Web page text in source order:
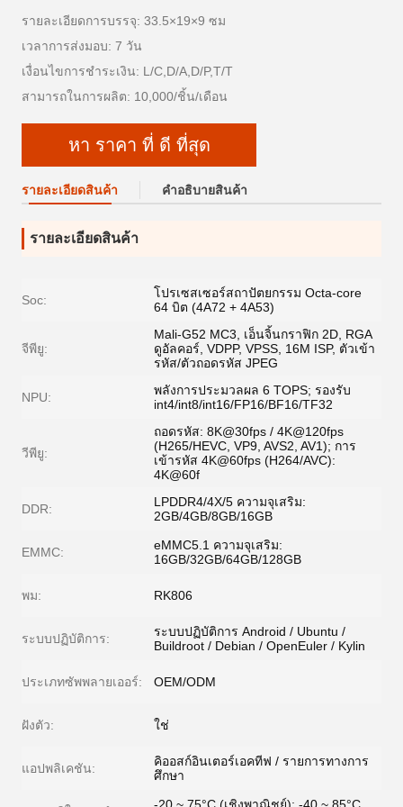
รายละเอียดการบรรจุ: 33.5×19×9 ซม
เวลาการส่งมอบ: 7 วัน
เงื่อนไขการชำระเงิน: L/C,D/A,D/P,T/T
สามารถในการผลิต: 10,000/ชิ้น/เดือน
หา ราคา ที่ ดี ที่สุด
รายละเอียดสินค้า คําอธิบายสินค้า
รายละเอียดสินค้า
Soc:
โปรเซสเซอร์สถาปัตยกรรม Octa-core
64 บิต (4A72 + 4A53)
จีพียู:
Mali-G52 MC3, เอ็นจิ้นกราฟิก 2D, RGA
ดูอัลคอร์, VDPP, VPSS, 16M ISP, ตัวเข้า
รหัส/ตัวถอดรหัส JPEG
NPU:
พลังการประมวลผล 6 TOPS; รองรับ
int4/int8/int16/FP16/BF16/TF32
วีพียู:
ถอดรหัส: 8K@30fps / 4K@120fps
(H265/HEVC, VP9, ​​AVS2, AV1); การ
เข้ารหัส 4K@60fps (H264/AVC):
4K@60f
DDR:
LPDDR4/4X/5 ความจุเสริม:
2GB/4GB/8GB/16GB
EMMC:
eMMC5.1 ความจุเสริม:
16GB/32GB/64GB/128GB
พม: RK806
ระบบปฏิบัติการ:
ระบบปฏิบัติการ Android / Ubuntu /
Buildroot / Debian / OpenEuler / Kylin
ประเภทซัพพลายเออร์: OEM/ODM
ฝังตัว: ใช่
แอปพลิเคชัน:
คิออสก์อินเตอร์เอคทีฟ / รายการทางการ
ศึกษา